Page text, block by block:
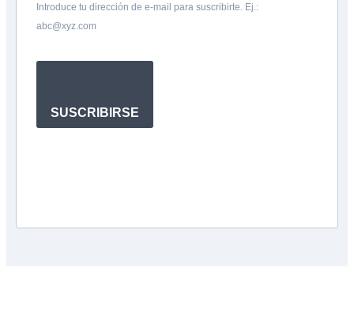
Introduce tu dirección de e-mail para suscribirte. Ej.:
abc@xyz.com
SUSCRIBIRSE